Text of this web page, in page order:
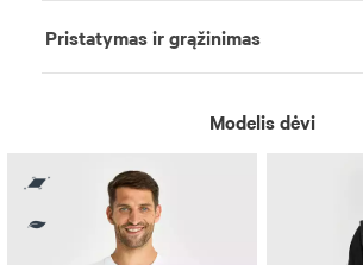
Pristatymas ir grąžinimas
Modelis dėvi